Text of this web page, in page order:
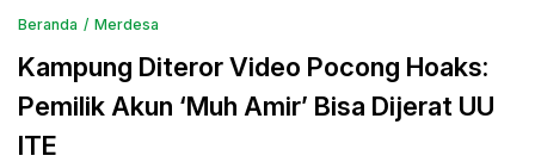
Beranda Merdesa
Kampung Diteror Video Pocong Hoaks:
Pemilik Akun ‘Muh Amir’ Bisa Dijerat UU
ITE